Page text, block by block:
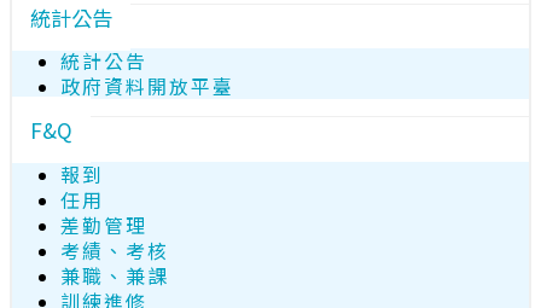
統計公告
統計公告
政府資料開放平臺
F&Q
報到
任用
差勤管理
考績、考核
兼職、兼課
訓練進修